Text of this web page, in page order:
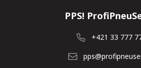
PPS!
+421 33 777